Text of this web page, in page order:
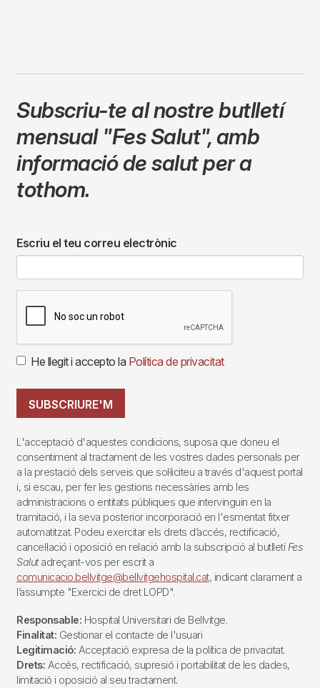
Subscriu-te al nostre butlletí
mensual "Fes Salut",amb
informació de salut per a
tothom.
Escriu el teu correu electrònic
He llegit i accepto la Política de privacitat
SUBSCRIURE'M
L'acceptació d'aquestes condicions, suposa que doneu el
consentiment al tractament de les vostres dades personals per
a la prestació dels serveis que sol·liciteu a través d'aquest portal
i, si escau, per fer les gestions necessàries amb les
administracions o entitats públiques que intervinguin en la
tramitació, i la seva posterior incorporació en l'esmentat fitxer
automatitzat. Podeu exercitar els drets d’accés, rectificació,
cancel·lació i oposició en relació amb la subscripció al butlletí Fes
Salutadreçant-vos per escrit a
comunicacio.bellvitge@bellvitgehospital.cat, indicant clarament a
l’assumpte "Exercici de dret LOPD".
Responsable: Hospital Universitari de Bellvitge.
Finalitat: Gestionar el contacte de l'usuari
Legitimació: Acceptació expresa de la política de privacitat.
Drets: Accés, rectificació, supresió i portabilitat de les dades,
limitació i oposició al seu tractament.